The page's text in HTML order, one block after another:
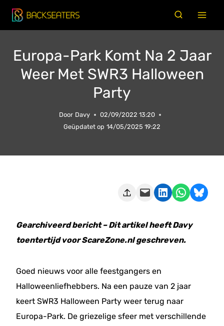
Doorgaan
naar
Europa-Park Komt Na 2 Jaar
Weer Met SWR3 Halloween
Party
Door Davy
02/09/2022 13:20
Geüpdatet op 14/05/2025 19:22
Deze pagina e-mailen Delen op LinkedIn Delen via WhatsApp Share on Bluesky
Gearchiveerd bericht – Dit artikel heeft Davy
toentertijd voor ScareZone.nl geschreven.
Goed nieuws voor alle feestgangers en
Halloweenliefhebbers. Na een pauze van 2 jaar
keert SWR3 Halloween Party weer terug naar
Europa-Park. De griezelige sfeer met verschillende